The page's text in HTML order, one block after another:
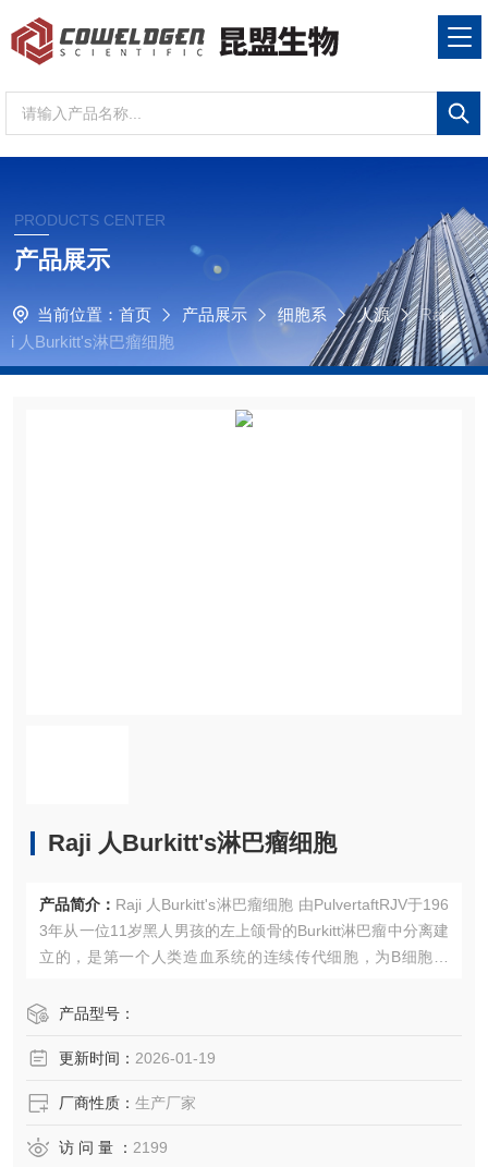
PRODUCTS CENTER
产品展示
当前位置： 首页 产品展示 细胞系 人源
Raj
i 人Burkitt's淋巴瘤细胞
Raji 人Burkitt's淋巴瘤细胞
产品简介： Raji 人Burkitt's淋巴瘤细胞 由PulvertaftRJV于196
3年从一位11岁黑人男孩的左上颌骨的Burkitt淋巴瘤中分离建
立的，是第一个人类造血系统的连续传代细胞，为B细胞起
作转染宿主。
产品型号：
更新时间： 2026-01-19
厂商性质： 生产厂家
访 问 量 ： 2199